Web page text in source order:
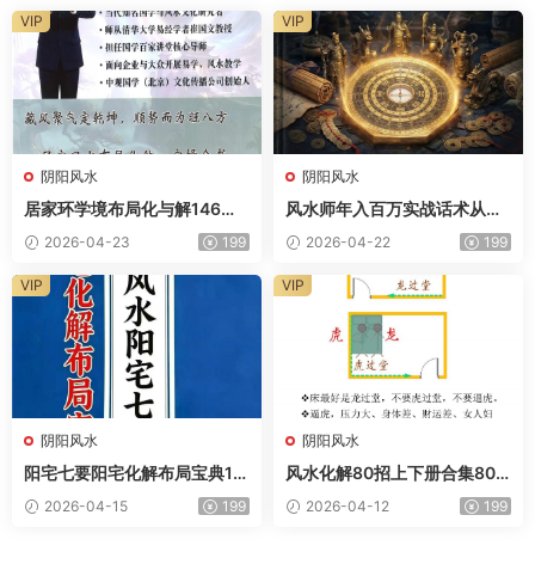
阴阳风水
居家环学境‬布局化与‬解146页
电子版
2026-04-23 199
VIP
阴阳风水
风水师年入百万实战话术从接
单到收款全链路实操版102页
电子版
2026-04-22 199
VIP
阴阳风水
阳宅七要阳宅化解布局宝典16
6页电子版
2026-04-15 199
VIP
阴阳风水
风水化解80招上下册合集80
页电子版
2026-04-12 199
VIP